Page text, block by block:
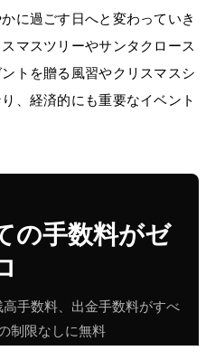
に過ごす日へと変わっていき
マスツリーやサンタクロース
トを贈る風習やクリスマスシ
、経済的にも重要なイベント
の手数料がゼ
手数料、出金手数料がすべ
制限なしに無料